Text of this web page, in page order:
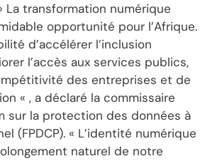
La transformation numérique
opportunité pour l’Afrique.
d’accélérer l’inclusion
l’accès aux services publics,
des entreprises et de
« , a déclaré la commissaire
sur la protection des données à
(FPDCP). « L’identité numérique
naturel de notre